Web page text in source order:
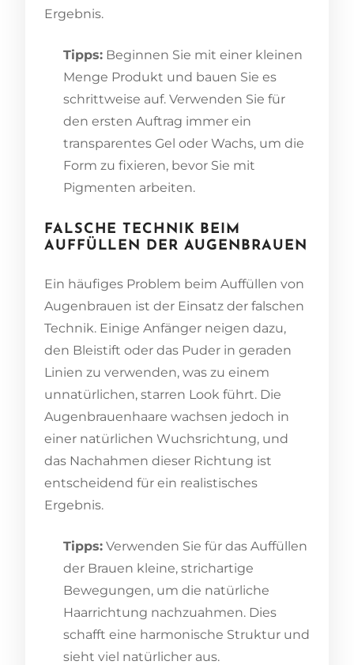
Ergebnis.
Tipps: Beginnen Sie mit einer kleinen
Menge Produkt und bauen Sie es
schrittweise auf. Verwenden Sie für
den ersten Auftrag immer ein
transparentes Gel oder Wachs, um die
Form zu fixieren, bevor Sie mit
Pigmenten arbeiten.
FALSCHE TECHNIK BEIM
AUFFÜLLEN DER AUGENBRAUEN
Ein häufiges Problem beim Auffüllen von
Augenbrauen ist der Einsatz der falschen
Technik. Einige Anfänger neigen dazu,
den Bleistift oder das Puder in geraden
Linien zu verwenden, was zu einem
unnatürlichen, starren Look führt. Die
Augenbrauenhaare wachsen jedoch in
einer natürlichen Wuchsrichtung, und
das Nachahmen dieser Richtung ist
entscheidend für ein realistisches
Ergebnis.
Tipps: Verwenden Sie für das Auffüllen
der Brauen kleine, strichartige
Bewegungen, um die natürliche
Haarrichtung nachzuahmen. Dies
schafft eine harmonische Struktur und
sieht viel natürlicher aus.